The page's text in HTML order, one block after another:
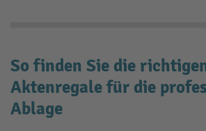
So finden Sie die
Aktenregale für die
Ablage